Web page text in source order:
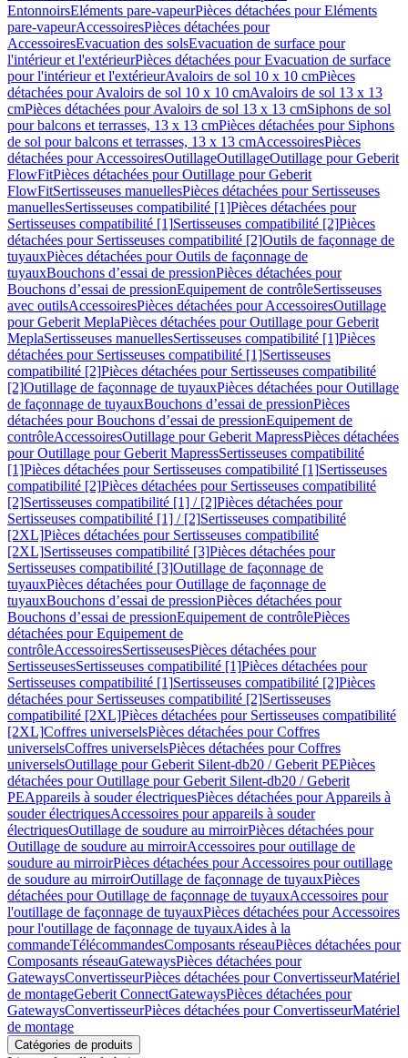
EntonnoirsEléments pare-vapeurPièces détachées pour Eléments
pare-vapeurAccessoiresPièces détachées pour
AccessoiresEvacuation des solsEvacuation de surface pour
l'intérieur et l'extérieurPièces détachées pour Evacuation de surface
pour l'intérieur et l'extérieurAvaloirs de sol 10 x 10 cmPièces
détachées pour Avaloirs de sol 10 x 10 cmAvaloirs de sol 13 x 13
cmPièces détachées pour Avaloirs de sol 13 x 13 cmSiphons de sol
pour balcons et terrasses, 13 x 13 cmPièces détachées pour Siphons
de sol pour balcons et terrasses, 13 x 13 cmAccessoiresPièces
détachées pour AccessoiresOutillageOutillageOutillage pour Geberit
FlowFitPièces détachées pour Outillage pour Geberit
FlowFitSertisseuses manuellesPièces détachées pour Sertisseuses
manuellesSertisseuses compatibilité [1]Pièces détachées pour
Sertisseuses compatibilité [1]Sertisseuses compatibilité [2]Pièces
détachées pour Sertisseuses compatibilité [2]Outils de façonnage de
tuyauxPièces détachées pour Outils de façonnage de
tuyauxBouchons d’essai de pressionPièces détachées pour
Bouchons d’essai de pressionEquipement de contrôleSertisseuses
avec outilsAccessoiresPièces détachées pour AccessoiresOutillage
pour Geberit MeplaPièces détachées pour Outillage pour Geberit
MeplaSertisseuses manuellesSertisseuses compatibilité [1]Pièces
détachées pour Sertisseuses compatibilité [1]Sertisseuses
compatibilité [2]Pièces détachées pour Sertisseuses compatibilité
[2]Outillage de façonnage de tuyauxPièces détachées pour Outillage
de façonnage de tuyauxBouchons d’essai de pressionPièces
détachées pour Bouchons d’essai de pressionEquipement de
contrôleAccessoiresOutillage pour Geberit MapressPièces détachées
pour Outillage pour Geberit MapressSertisseuses compatibilité
[1]Pièces détachées pour Sertisseuses compatibilité [1]Sertisseuses
compatibilité [2]Pièces détachées pour Sertisseuses compatibilité
[2]Sertisseuses compatibilité [1] / [2]Pièces détachées pour
Sertisseuses compatibilité [1] / [2]Sertisseuses compatibilité
[2XL]Pièces détachées pour Sertisseuses compatibilité
[2XL]Sertisseuses compatibilité [3]Pièces détachées pour
Sertisseuses compatibilité [3]Outillage de façonnage de
tuyauxPièces détachées pour Outillage de façonnage de
tuyauxBouchons d’essai de pressionPièces détachées pour
Bouchons d’essai de pressionEquipement de contrôlePièces
détachées pour Equipement de
contrôleAccessoiresSertisseusesPièces détachées pour
SertisseusesSertisseuses compatibilité [1]Pièces détachées pour
Sertisseuses compatibilité [1]Sertisseuses compatibilité [2]Pièces
détachées pour Sertisseuses compatibilité [2]Sertisseuses
compatibilité [2XL]Pièces détachées pour Sertisseuses compatibilité
[2XL]Coffres universelsPièces détachées pour Coffres
universelsCoffres universelsPièces détachées pour Coffres
universelsOutillage pour Geberit Silent-db20 / Geberit PEPièces
détachées pour Outillage pour Geberit Silent-db20 / Geberit
PEAppareils à souder électriquesPièces détachées pour Appareils à
souder électriquesAccessoires pour appareils à souder
électriquesOutillage de soudure au mirroirPièces détachées pour
Outillage de soudure au mirroirAccessoires pour outillage de
soudure au mirroirPièces détachées pour Accessoires pour outillage
de soudure au mirroirOutillage de façonnage de tuyauxPièces
détachées pour Outillage de façonnage de tuyauxAccessoires pour
l'outillage de façonnage de tuyauxPièces détachées pour Accessoires
pour l'outillage de façonnage de tuyauxAides à la
commandeTélécommandesComposants réseauPièces détachées pour
Composants réseauGatewaysPièces détachées pour
GatewaysConvertisseurPièces détachées pour ConvertisseurMatériel
de montageGeberit ConnectGatewaysPièces détachées pour
GatewaysConvertisseurPièces détachées pour ConvertisseurMatériel
de montage
Catégories de produits